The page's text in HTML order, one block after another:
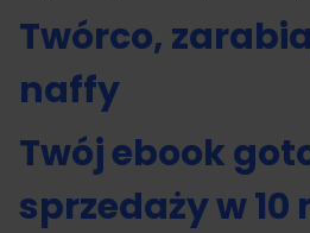
Twórco,
naffy
Twój ebook
sprzedaży w